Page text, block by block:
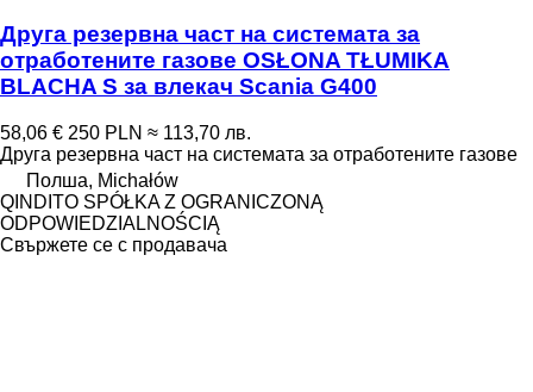
Друга резервна част на системата за
отработените газове OSŁONA TŁUMIKA
BLACHA S за влекач Scania G400
58,06 € 250 PLN ≈ 113,70 лв.
Друга резервна част на системата за отработените газове
Полша, Michałów
QINDITO SPÓŁKA Z OGRANICZONĄ
ODPOWIEDZIALNOŚCIĄ
Свържете се с продавача